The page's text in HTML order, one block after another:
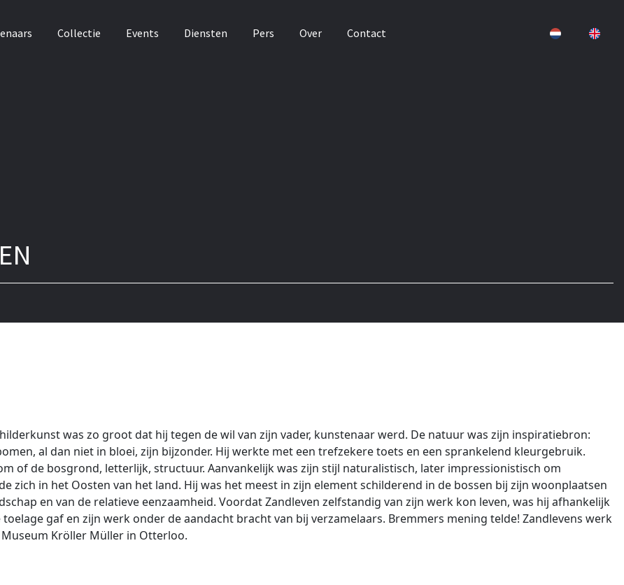
Collectie Events Diensten Pers Over Contact
was zo groot dat hij tegen de wil van zijn vader, kunstenaar werd. De natuur was zijn inspiratiebron:
al dan niet in bloei, zijn bijzonder. Hij werkte met een trefzekere toets en een sprankelend kleurgebruik.
of de bosgrond, letterlijk, structuur. Aanvankelijk was zijn stijl naturalistisch, later impressionistisch om
zich in het Oosten van het land. Hij was het meest in zijn element schilderend in de bossen bij zijn woonplaatsen
en van de relatieve eenzaamheid. Voordat Zandleven zelfstandig van zijn werk kon leven, was hij afhankelijk
gaf en zijn werk onder de aandacht bracht van bij verzamelaars. Bremmers mening telde! Zandlevens werk
Kröller Müller in Otterloo.